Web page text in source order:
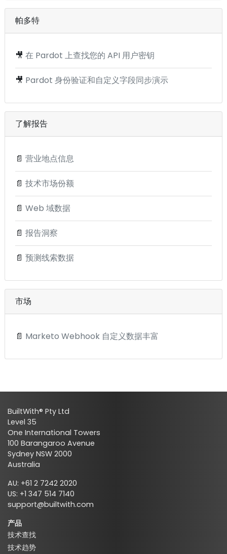
帕多特
🎥 在 Pardot 上查找您的 API 用户密钥
🎥 Pardot 身份验证和自定义字段同步演示
了解报告
📄 营业地点信息
📄 技术市场份额
📄 Web 域数据
📄 报告洞察
📄 预测线索数据
市场
📄 Marketo Webhook 自定义数据丰富
BuiltWith® Pty Ltd
Level 35
One International Towers
100 Barangaroo Avenue
Sydney NSW 2000
Australia
AU: +61 2 7242 2020
US: +1 347 514 7140
support@builtwith.com
产品
技术查找
技术趋势